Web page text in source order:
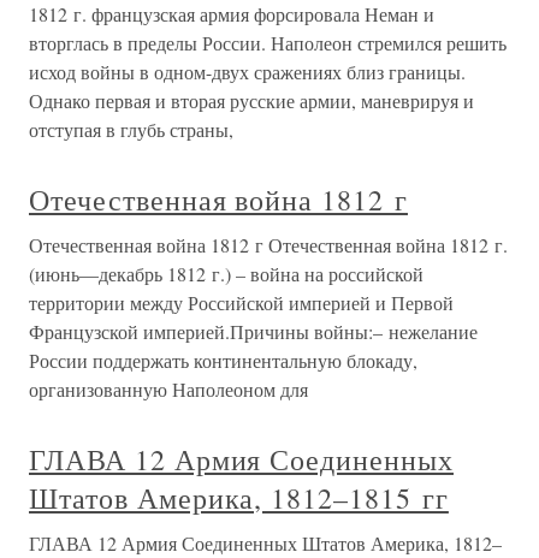
1812 г. французская армия форсировала Неман и
вторглась в пределы России. Наполеон стремился решить
исход войны в одном-двух сражениях близ границы.
Однако первая и вторая русские армии, маневрируя и
отступая в глубь страны,
Отечественная война 1812 г
Отечественная война 1812 г Отечественная война 1812 г.
(июнь—декабрь 1812 г.) – война на российской
территории между Российской империей и Первой
Французской империей.Причины войны:– нежелание
России поддержать континентальную блокаду,
организованную Наполеоном для
ГЛАВА 12 Армия Соединенных
Штатов Америка, 1812–1815 гг
ГЛАВА 12 Армия Соединенных Штатов Америка, 1812–